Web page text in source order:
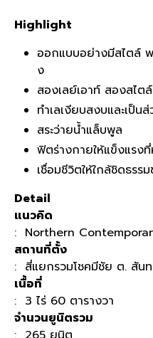
Highlight
ออกแบบอย่างมีสไตล์
ง
สองเลย์เอาท์ สองสไต
ทำเลเงียบสงบและเป็น
สระว่ายน้ำแล็บพูล
ฟิตร่างกายให้แข็งแรง
เชื่อมชีวิตให้ใกล้ชิดธร
Detail
แนวคิด
: Northern
สถานที่ตั้ง
: สี่แยกรวมโชคมีชัย ต. สัน
เนื้อที่
: 3 ไร่ 60 ตารางวา
จำนวนยูนิตรวม